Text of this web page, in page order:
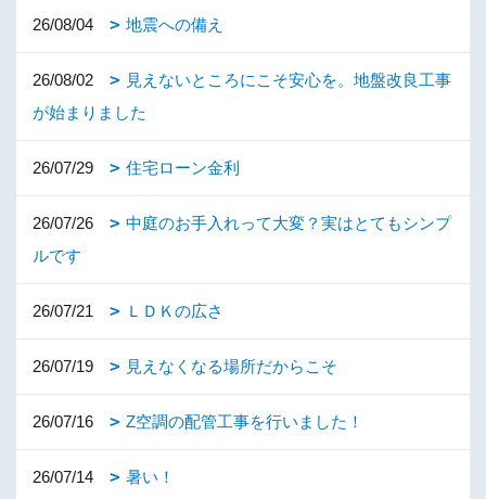
26/08/04 地震への備え
26/08/02
見えないところにこそ安心を。地盤改良工事
が始まりました
26/07/29 住宅ローン金利
26/07/26
中庭のお手入れって大変？実はとてもシンプ
ルです
26/07/21 ＬＤＫの広さ
26/07/19 見えなくなる場所だからこそ
26/07/16 Z空調の配管工事を行いました！
26/07/14 暑い！